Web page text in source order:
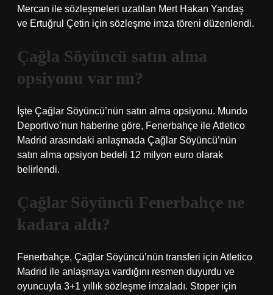
Mercan ile sözleşmeleri uzatılan Mert Hakan Yandaş
ve Ertuğrul Çetin için sözleşme imza töreni düzenlendi.
Çağla Söyüncü satın alma
opsiyonu var mı?
İşte Çağlar Söyüncü’nün satın alma opsiyonu. Mundo
Deportivo’nun haberine göre, Fenerbahçe ile Atletico
Madrid arasındaki anlaşmada Çağlar Söyüncü’nün
satın alma opsiyon bedeli 12 milyon euro olarak
belirlendi.
Çağlar Söyüncü Fenerbahçe ne
kadara aldı?
Fenerbahçe, Çağlar Söyüncü’nün transferi için Atletico
Madrid ile anlaşmaya vardığını resmen duyurdu ve
oyuncuyla 3+1 yıllık sözleşme imzaladı. Stoper için